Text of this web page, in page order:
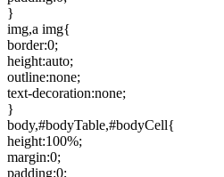
}
img,a img{
border:0;
height:auto;
outline:none;
text-decoration:none;
}
body,#bodyTable,#bodyCell{
height:100%;
margin:0;
padding:0;